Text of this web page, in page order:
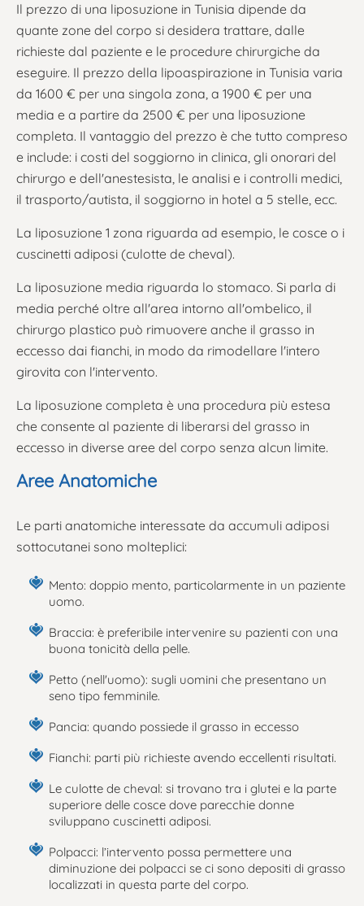
Il prezzo di una liposuzione in Tunisia dipende da
quante zone del corpo si desidera trattare, dalle
richieste dal paziente e le procedure chirurgiche da
eseguire. Il prezzo della lipoaspirazione in Tunisia varia
da 1600 € per una singola zona, a 1900 € per una
media e a partire da 2500 € per una liposuzione
completa. Il vantaggio del prezzo è che tutto compreso
e include: i costi del soggiorno in clinica, gli onorari del
chirurgo e dell'anestesista, le analisi e i controlli medici,
il trasporto/autista, il soggiorno in hotel a 5 stelle, ecc.
La liposuzione 1 zona riguarda ad esempio, le cosce o i
cuscinetti adiposi (culotte de cheval).
La liposuzione media riguarda lo stomaco. Si parla di
media perché oltre all'area intorno all'ombelico, il
chirurgo plastico può rimuovere anche il grasso in
eccesso dai fianchi, in modo da rimodellare l'intero
girovita con l'intervento.
La liposuzione completa è una procedura più estesa
che consente al paziente di liberarsi del grasso in
eccesso in diverse aree del corpo senza alcun limite.
Aree Anatomiche
Le parti anatomiche interessate da accumuli adiposi
sottocutanei sono molteplici:
Mento: doppio mento, particolarmente in un paziente
uomo.
Braccia: è preferibile intervenire su pazienti con una
buona tonicità della pelle.
Petto (nell'uomo): sugli uomini che presentano un
seno tipo femminile.
Pancia: quando possiede il grasso in eccesso
Fianchi: parti più richieste avendo eccellenti risultati.
Le culotte de cheval: si trovano tra i glutei e la parte
superiore delle cosce dove parecchie donne
sviluppano cuscinetti adiposi.
Polpacci: l’intervento possa permettere una
diminuzione dei polpacci se ci sono depositi di grasso
localizzati in questa parte del corpo.